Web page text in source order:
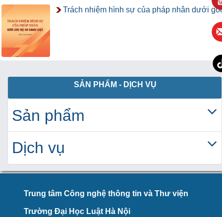
Trách nhiệm hình sự của pháp nhân dưới
SẢN PHẨM - DỊCH VỤ
Sản phẩm
Dịch vụ
Trung tâm Công nghệ thông tin và Thư viện
Trường Đại Học Luật Hà Nội